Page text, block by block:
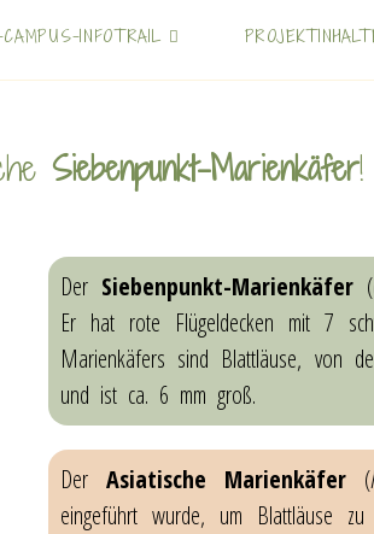
CAMPUS-INFOTRAIL
Siebenpunkt-Marienkäfer!
Der Siebenpunkt-Marienkäfer(
Er hat rote Flügeldecken mit 7
Marienkäfers sind Blattläuse, von
und ist ca. 6 mm groß.
Der Asiatische Marienkäfer (
eingeführt wurde, um Blattläuse